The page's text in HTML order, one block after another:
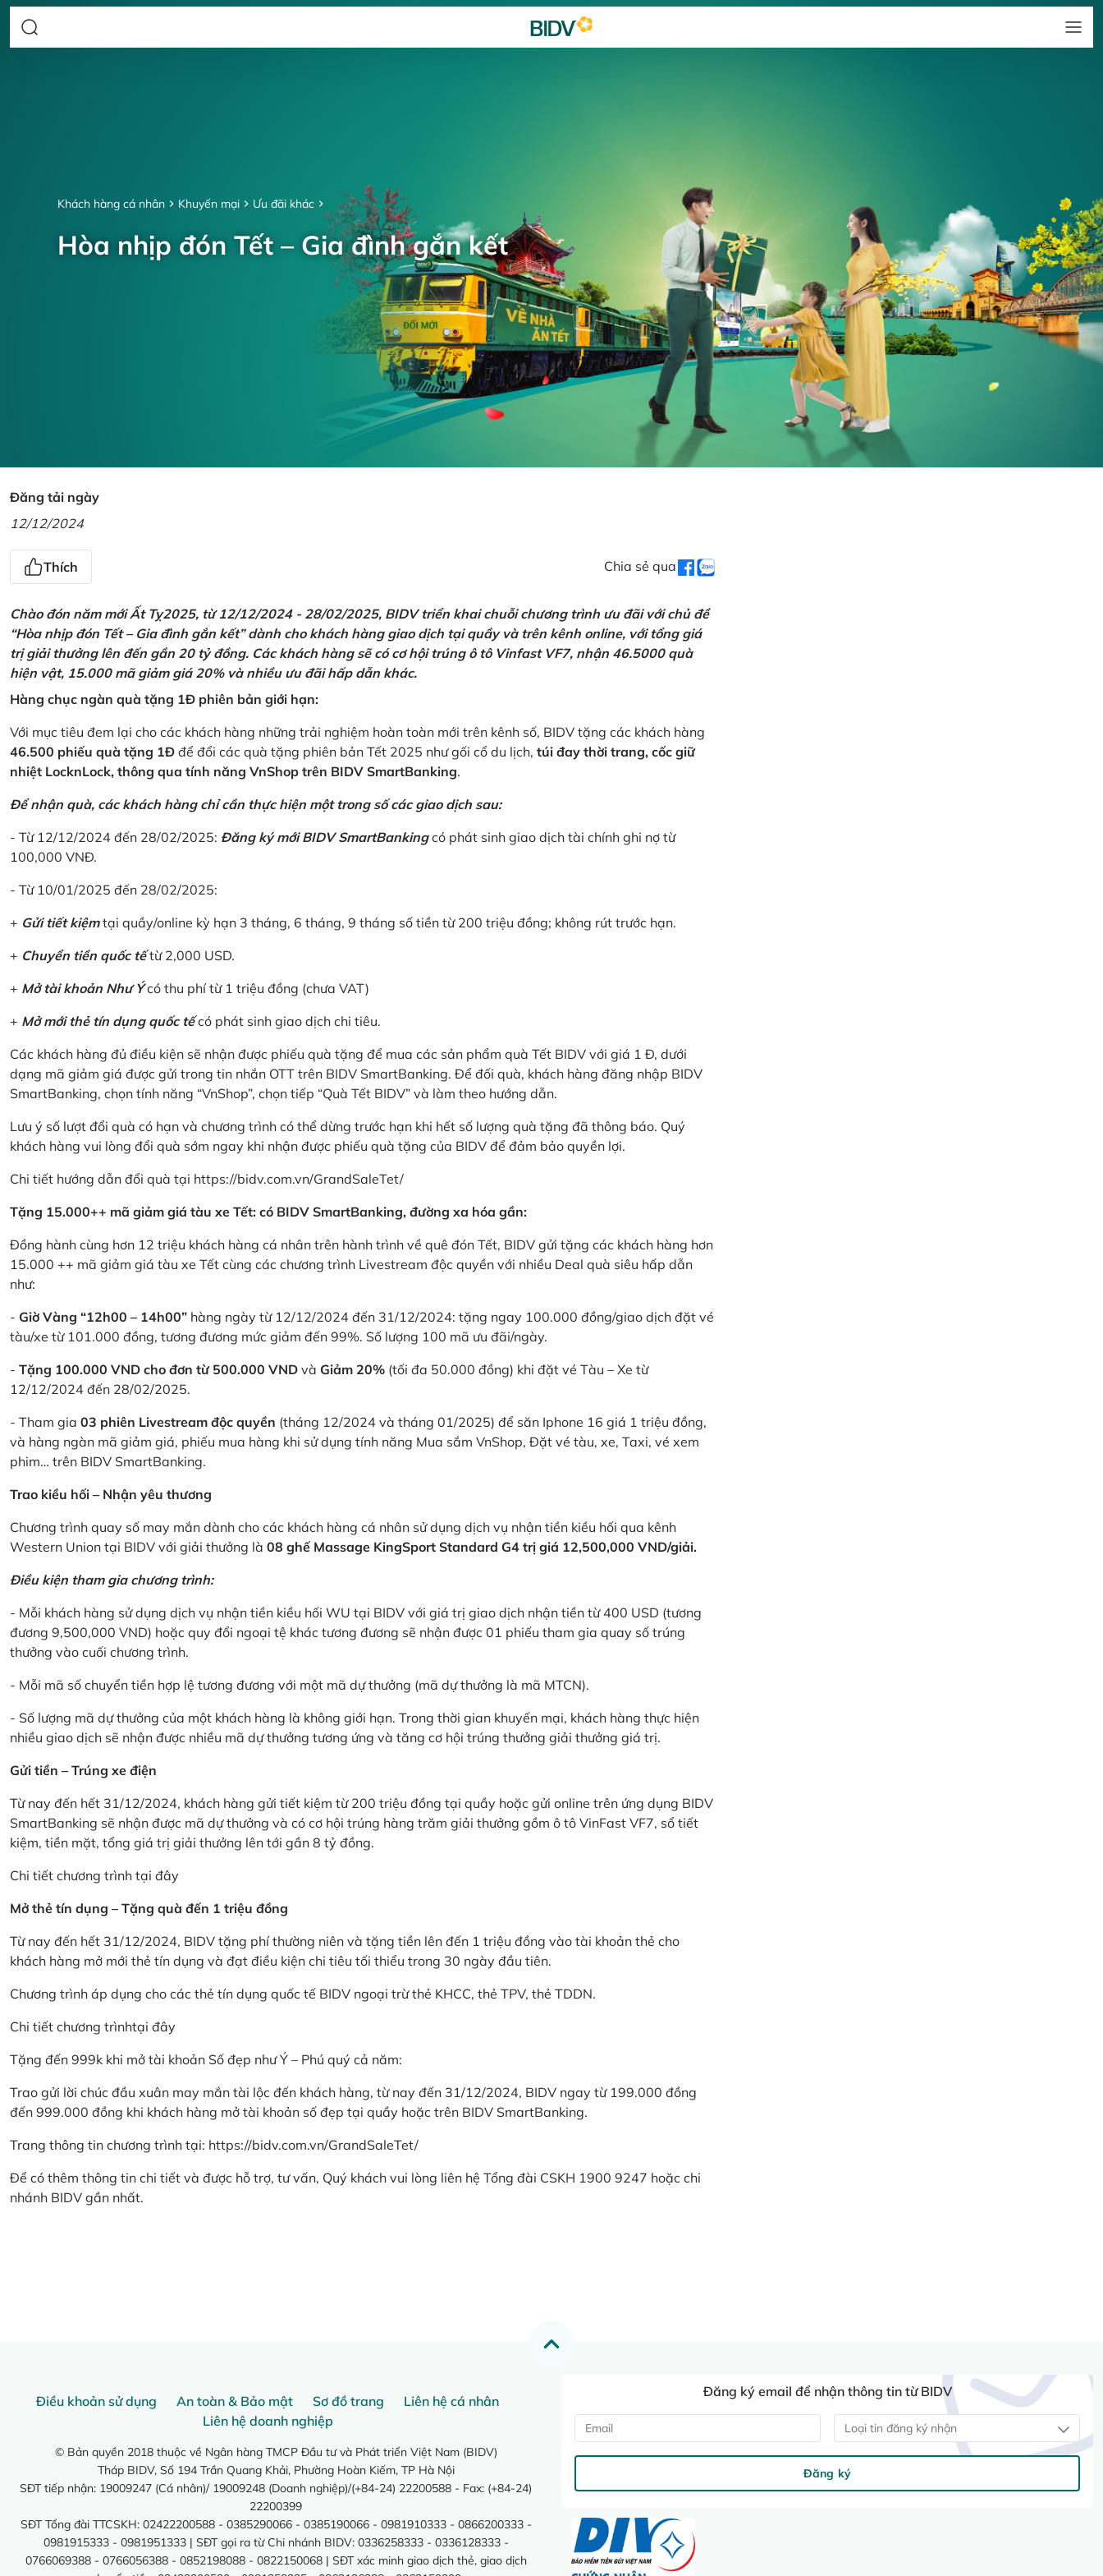
Khách hàng cá nhân Khuyến mại Ưu đãi khác
Hòa nhịp đón Tết – Gia đình gắn kết
Đăng tải ngày
12/12/2024
Thích Chia sẻ qua
Chào đón năm mới Ất Tỵ2025, từ 12/12/2024 - 28/02/2025, BIDV triển khai chuỗi chương trình ưu đãi với chủ đề
“Hòa nhịp đón Tết – Gia đình gắn kết” dành cho khách hàng giao dịch tại quầy và trên kênh online, với tổng giá
trị giải thưởng lên đến gần 20 tỷ đồng. Các khách hàng sẽ có cơ hội trúng ô tô Vinfast VF7, nhận 46.5000 quà
hiện vật, 15.000 mã giảm giá 20% và nhiều ưu đãi hấp dẫn khác.
Hàng chục ngàn quà tặng 1Đ phiên bản giới hạn:
Với mục tiêu đem lại cho các khách hàng những trải nghiệm hoàn toàn mới trên kênh số, BIDV tặng các khách hàng
46.500 phiếu quà tặng 1Đ để đổi các quà tặng phiên bản Tết 2025 như gối cổ du lịch, túi đay thời trang, cốc giữ
nhiệt LocknLock, thông qua tính năng VnShop trên BIDV SmartBanking.
Để nhận quà, các khách hàng chỉ cần thực hiện một trong số các giao dịch sau:
- Từ 12/12/2024 đến 28/02/2025: Đăng ký mới BIDV SmartBankingcó phát sinh giao dịch tài chính ghi nợ từ
100,000 VNĐ.
- Từ 10/01/2025 đến 28/02/2025:
+ Gửi tiết kiệmtại quầy/online kỳ hạn 3 tháng, 6 tháng, 9 tháng số tiền từ 200 triệu đồng; không rút trước hạn.
+ Chuyển tiền quốc tếtừ 2,000 USD.
+ Mở tài khoản Như Ýcó thu phí từ 1 triệu đồng (chưa VAT)
+ Mở mới thẻ tín dụng quốc tếcó phát sinh giao dịch chi tiêu.
Các khách hàng đủ điều kiện sẽ nhận được phiếu quà tặng để mua các sản phẩm quà Tết BIDV với giá 1 Đ, dưới
dạng mã giảm giá được gửi trong tin nhắn OTT trên BIDV SmartBanking. Để đối quà, khách hàng đăng nhập BIDV
SmartBanking, chọn tính năng “VnShop”, chọn tiếp “Quà Tết BIDV” và làm theo hướng dẫn.
Lưu ý số lượt đổi quà có hạn và chương trình có thể dừng trước hạn khi hết số lượng quà tặng đã thông báo. Quý
khách hàng vui lòng đổi quà sớm ngay khi nhận được phiếu quà tặng của BIDV để đảm bảo quyền lợi.
Chi tiết hướng dẫn đổi quà tại https://bidv.com.vn/GrandSaleTet/
Tặng 15.000++ mã giảm giá tàu xe Tết: có BIDV SmartBanking, đường xa hóa gần:
Đồng hành cùng hơn 12 triệu khách hàng cá nhân trên hành trình về quê đón Tết, BIDV gửi tặng các khách hàng hơn
15.000 ++ mã giảm giá tàu xe Tết cùng các chương trình Livestream độc quyền với nhiều Deal quà siêu hấp dẫn
như:
- Giờ Vàng “12h00 – 14h00” hàng ngày từ 12/12/2024 đến 31/12/2024: tặng ngay 100.000 đồng/giao dịch đặt vé
tàu/xe từ 101.000 đồng, tương đương mức giảm đến 99%. Số lượng 100 mã ưu đãi/ngày.
- Tặng 100.000 VND cho đơn từ 500.000 VND và Giảm 20% (tối đa 50.000 đồng) khi đặt vé Tàu – Xe từ
12/12/2024 đến 28/02/2025.
- Tham gia 03 phiên Livestream độc quyền (tháng 12/2024 và tháng 01/2025) để săn Iphone 16 giá 1 triệu đồng,
và hàng ngàn mã giảm giá, phiếu mua hàng khi sử dụng tính năng Mua sắm VnShop, Đặt vé tàu, xe, Taxi, vé xem
phim… trên BIDV SmartBanking.
Trao kiều hối – Nhận yêu thương
Chương trình quay số may mắn dành cho các khách hàng cá nhân sử dụng dịch vụ nhận tiền kiều hối qua kênh
Western Union tại BIDV với giải thưởng là 08 ghế Massage KingSport Standard G4 trị giá 12,500,000 VND/giải.
Điều kiện tham gia chương trình:
- Mỗi khách hàng sử dụng dịch vụ nhận tiền kiều hối WU tại BIDV với giá trị giao dịch nhận tiền từ 400 USD (tương
đương 9,500,000 VND) hoặc quy đổi ngoại tệ khác tương đương sẽ nhận được 01 phiếu tham gia quay số trúng
thưởng vào cuối chương trình.
- Mỗi mã số chuyển tiền hợp lệ tương đương với một mã dự thưởng (mã dự thưởng là mã MTCN).
- Số lượng mã dự thưởng của một khách hàng là không giới hạn. Trong thời gian khuyến mại, khách hàng thực hiện
nhiều giao dịch sẽ nhận được nhiều mã dự thưởng tương ứng và tăng cơ hội trúng thưởng giải thưởng giá trị.
Gửi tiền – Trúng xe điện
Từ nay đến hết 31/12/2024, khách hàng gửi tiết kiệm từ 200 triệu đồng tại quầy hoặc gửi online trên ứng dụng BIDV
SmartBanking sẽ nhận được mã dự thưởng và có cơ hội trúng hàng trăm giải thưởng gồm ô tô VinFast VF7, sổ tiết
kiệm, tiền mặt, tổng giá trị giải thưởng lên tới gần 8 tỷ đồng.
Chi tiết chương trình tại đây
Mở thẻ tín dụng – Tặng quà đến 1 triệu đồng
Từ nay đến hết 31/12/2024, BIDV tặng phí thường niên và tặng tiền lên đến 1 triệu đồng vào tài khoản thẻ cho
khách hàng mở mới thẻ tín dụng và đạt điều kiện chi tiêu tối thiểu trong 30 ngày đầu tiên.
Chương trình áp dụng cho các thẻ tín dụng quốc tế BIDV ngoại trừ thẻ KHCC, thẻ TPV, thẻ TDDN.
Chi tiết chương trìnhtại đây
Tặng đến 999k khi mở tài khoản Số đẹp như Ý – Phú quý cả năm:
Trao gửi lời chúc đầu xuân may mắn tài lộc đến khách hàng, từ nay đến 31/12/2024, BIDV ngay từ 199.000 đồng
đến 999.000 đồng khi khách hàng mở tài khoản số đẹp tại quầy hoặc trên BIDV SmartBanking.
Trang thông tin chương trình tại: https://bidv.com.vn/GrandSaleTet/
Để có thêm thông tin chi tiết và được hỗ trợ, tư vấn, Quý khách vui lòng liên hệ Tổng đài CSKH 1900 9247 hoặc chi
nhánh BIDV gần nhất.
Điều khoản sử dụng An toàn & Bảo mật Sơ đồ trang
Liên hệ cá nhân
Liên hệ doanh nghiệp
© Bản quyền 2018 thuộc về Ngân hàng TMCP Đầu tư và Phát triển Việt Nam (BIDV)
Tháp BIDV, Số 194 Trần Quang Khải, Phường Hoàn Kiếm, TP Hà Nội
SĐT tiếp nhận: 19009247 (Cá nhân)/ 19009248 (Doanh nghiệp)/(+84-24) 22200588 - Fax: (+84-24)
22200399
SĐT Tổng đài TTCSKH: 02422200588 - 0385290066 - 0385190066 - 0981910333 - 0866200333 -
0981915333 - 0981951333 | SĐT gọi ra từ Chi nhánh BIDV: 0336258333 - 0336128333 -
0766069388 - 0766056388 - 0852198088 - 0822150068 | SĐT xác minh giao dịch thẻ, giao dịch
Đăng ký email để nhận thông tin từ BIDV
Loại tin đăng ký nhận
Đăng ký